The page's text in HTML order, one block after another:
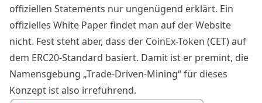
offiziellen Statements nur ungenügend erklärt. Ein
offizielles White Paper findet man auf der Website
nicht. Fest steht aber, dass der CoinEx-Token (CET) auf
dem ERC20-Standard basiert. Damit ist er premint, die
Namensgebung „Trade-Driven-Mining“ für dieses
Konzept ist also irreführend.